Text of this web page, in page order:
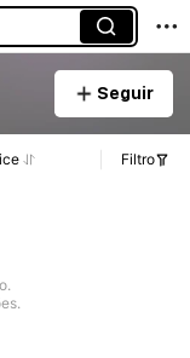
Seguir
Filtro